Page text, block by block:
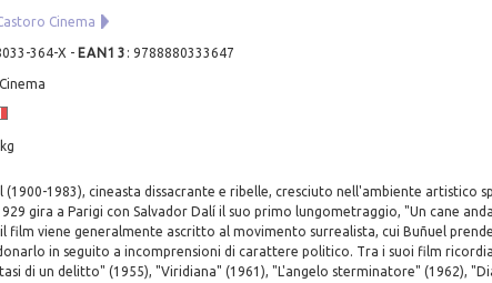
Castoro Cinema
364-X - EAN13 : 9788880333647
(1900-1983), cineasta dissacrante e ribelle, cresciuto nell'ambiente artistico
gira a Parigi con Salvador Dalí il suo primo lungometraggio, "Un cane
film viene generalmente ascritto al movimento surrealista, cui Buñuel
in seguito a incomprensioni di carattere politico. Tra i suoi film
di un delitto" (1955), "Viridiana" (1961), "L'angelo sterminatore" (1962),